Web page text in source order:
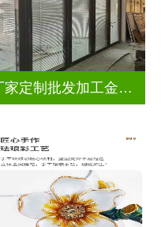
厂家定制批发加工金属丝夹丝玻璃